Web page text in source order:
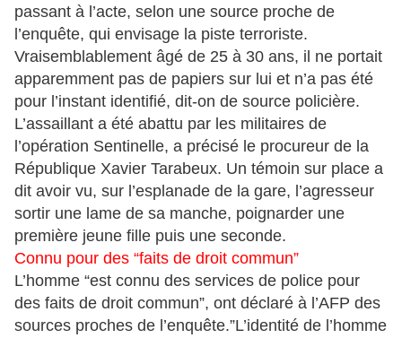
passant à l’acte, selon une source proche de
l’enquête, qui envisage la piste terroriste.
Vraisemblablement âgé de 25 à 30 ans, il ne portait
apparemment pas de papiers sur lui et n’a pas été
pour l’instant identifié, dit-on de source policière.
L’assaillant a été abattu par les militaires de
l’opération Sentinelle, a précisé le procureur de la
République Xavier Tarabeux. Un témoin sur place a
dit avoir vu, sur l’esplanade de la gare, l’agresseur
sortir une lame de sa manche, poignarder une
première jeune fille puis une seconde.
Connu pour des “faits de droit commun”
L’homme “est connu des services de police pour
des faits de droit commun”, ont déclaré à l’AFP des
sources proches de l’enquête.”L’identité de l’homme